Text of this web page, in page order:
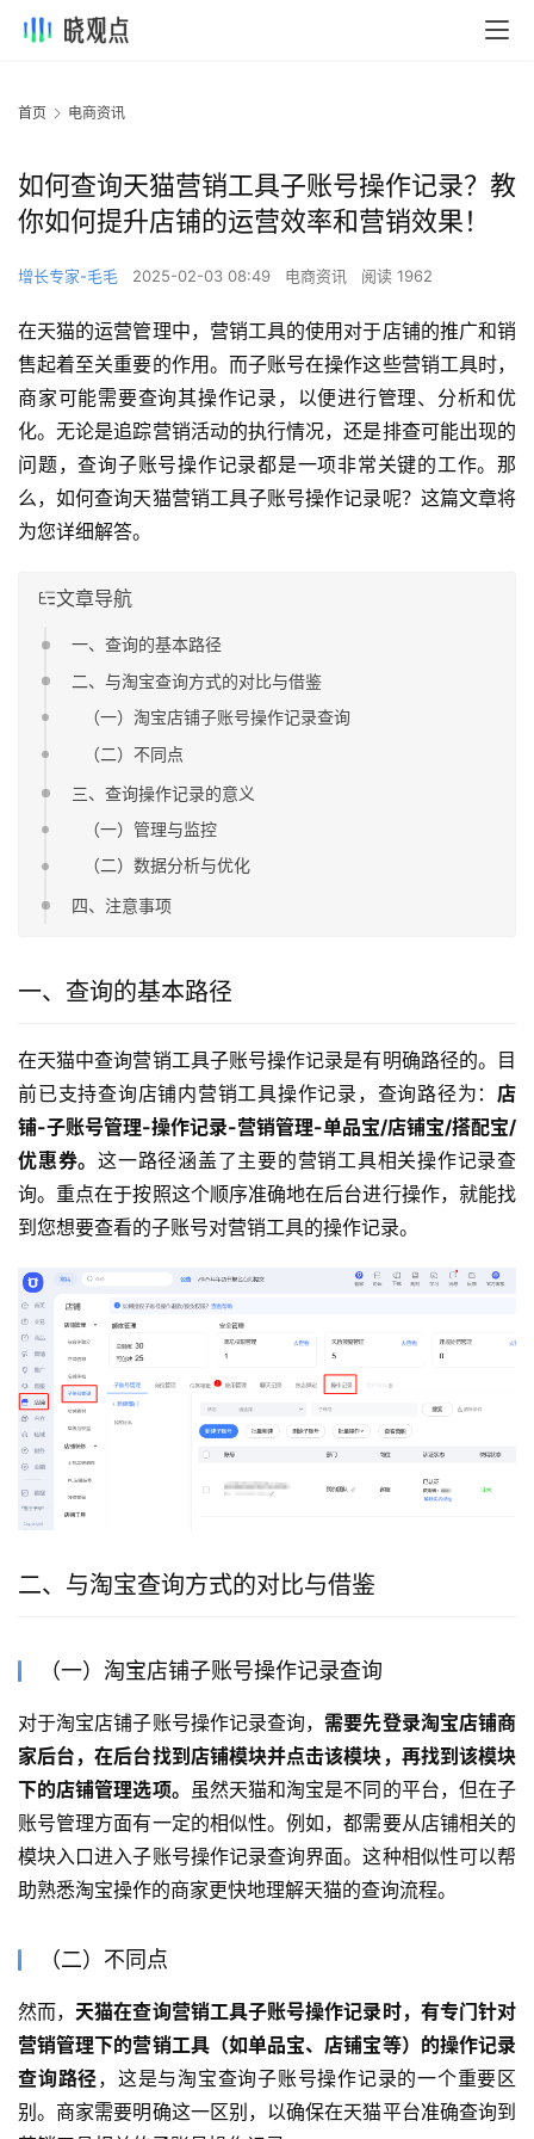
首页 电商资讯
如何查询天猫营销工具子账号操作记录？教
你如何提升店铺的运营效率和营销效果！
增长专家-毛毛 2025-02-03 08:49 电商资讯 阅读 1962
在天猫的运营管理中，营销工具的使用对于店铺的推广和销
售起着至关重要的作用。而子账号在操作这些营销工具时，
商家可能需要查询其操作记录，以便进行管理、分析和优
化。无论是追踪营销活动的执行情况，还是排查可能出现的
问题，查询子账号操作记录都是一项非常关键的工作。那
么，如何查询天猫营销工具子账号操作记录呢？这篇文章将
为您详细解答。
文章导航
一、查询的基本路径
二、与淘宝查询方式的对比与借鉴
（一）淘宝店铺子账号操作记录查询
（二）不同点
三、查询操作记录的意义
（一）管理与监控
（二）数据分析与优化
四、注意事项
一、查询的基本路径
在天猫中查询营销工具子账号操作记录是有明确路径的。目
前已支持查询店铺内营销工具操作记录，查询路径为： 店
铺-子账号管理-操作记录-营销管理-单品宝/店铺宝/搭配宝/
优惠券。 这一路径涵盖了主要的营销工具相关操作记录查
询。重点在于按照这个顺序准确地在后台进行操作，就能找
到您想要查看的子账号对营销工具的操作记录。
二、与淘宝查询方式的对比与借鉴
（一）淘宝店铺子账号操作记录查询
对于淘宝店铺子账号操作记录查询，需要先登录淘宝店铺商
家后台，在后台找到店铺模块并点击该模块，再找到该模块
下的店铺管理选项。 虽然天猫和淘宝是不同的平台，但在子
账号管理方面有一定的相似性。例如，都需要从店铺相关的
模块入口进入子账号操作记录查询界面。这种相似性可以帮
助熟悉淘宝操作的商家更快地理解天猫的查询流程。
（二）不同点
然而， 天猫在查询营销工具子账号操作记录时，有专门针对
营销管理下的营销工具（如单品宝、店铺宝等）的操作记录
查询路径，这是与淘宝查询子账号操作记录的一个重要区
别。商家需要明确这一区别，以确保在天猫平台准确查询到